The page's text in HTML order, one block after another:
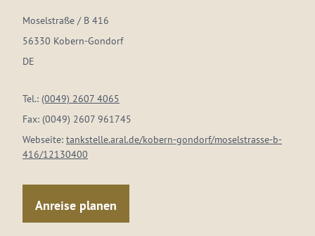
Moselstraße / B 416
56330 Kobern-Gondorf
DE
Tel.: (0049) 2607 4065
Fax: (0049) 2607 961745
Webseite: tankstelle.aral.de/kobern-gondorf/moselstrasse-b-
416/12130400
Anreise planen